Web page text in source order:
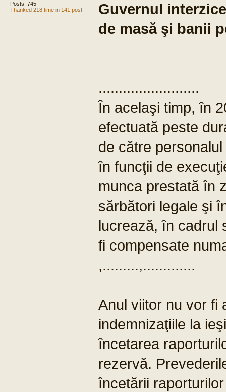
Posts: 745
Thanked 218 time in 141 post
Guvernul
de masă şi banii
.........................
În acelaşi timp, în
efectuată peste
de către
în funcţii de
munca prestată în
sărbători legale şi
lucrează, în cadrul
fi compensate
,.........,.............
Anul viitor nu vor fi
indemnizaţiile la
încetarea
rezervă.
încetării